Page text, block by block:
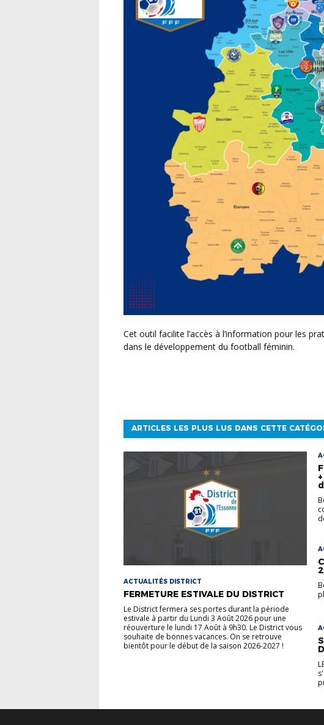
Cet outil facilite l’accès à l’information pour les pratiquantes et met en avant les clubs investis
dans le développement du football féminin.
ARTICLES LES PLUS LUS DANS CETTE
ACTUALITÉS DISTRICT
FERMETURE ESTIVALE DU DISTRICT
Le District fermera ses portes durant la période
estivale à partir du Lundi 3 Août 2026 pour une
réouverture le lundi 17 Août à 9h30. Le District vous
souhaite de bonnes vacances. On se retrouve
bientôt pour le début de la saison 2026-2027 !